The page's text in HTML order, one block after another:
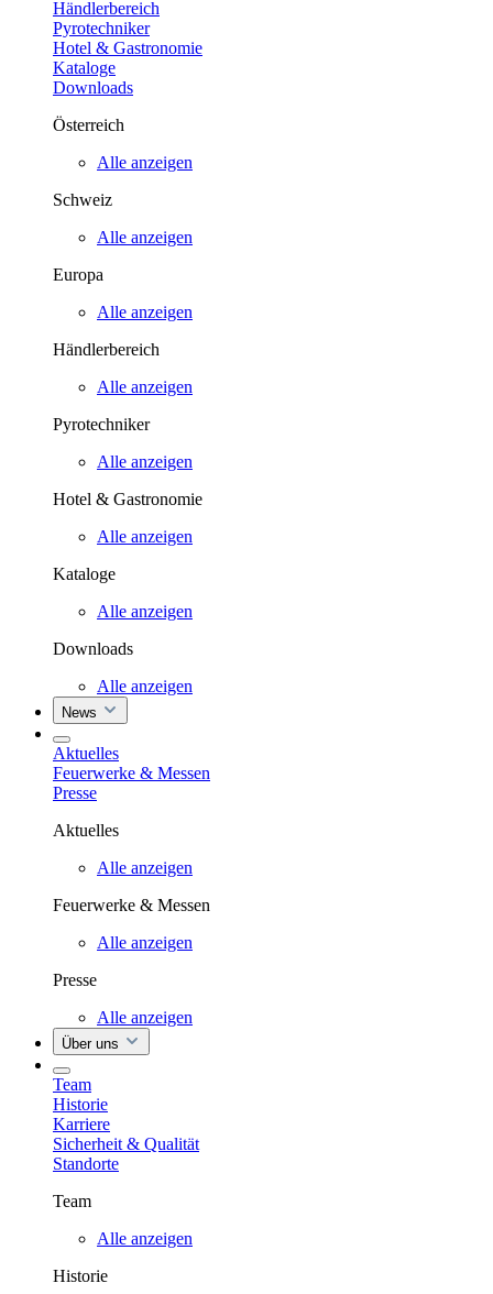
Händlerbereich
Pyrotechniker
Hotel & Gastronomie
Kataloge
Downloads
Österreich
Alle anzeigen
Schweiz
Alle anzeigen
Europa
Alle anzeigen
Händlerbereich
Alle anzeigen
Pyrotechniker
Alle anzeigen
Hotel & Gastronomie
Alle anzeigen
Kataloge
Alle anzeigen
Downloads
Alle anzeigen
News
Aktuelles
Feuerwerke & Messen
Presse
Aktuelles
Alle anzeigen
Feuerwerke & Messen
Alle anzeigen
Presse
Alle anzeigen
Über uns
Team
Historie
Karriere
Sicherheit & Qualität
Standorte
Team
Alle anzeigen
Historie